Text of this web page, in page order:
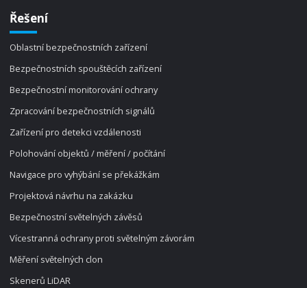
Řešení
Oblastní bezpečnostních zařízení
Bezpečnostních spouštěcích zařízení
Bezpečnostní monitorování ochrany
Zpracování bezpečnostních signálů
Zařízení pro detekci vzdálenosti
Polohování objektů / měření / počítání
Navigace pro vyhýbání se překážkám
Projektová návrhu na zakázku
Bezpečnostní světelných závěsů
Vícestranná ochrany proti světelným závorám
Měření světelných clon
Skenerů LiDAR